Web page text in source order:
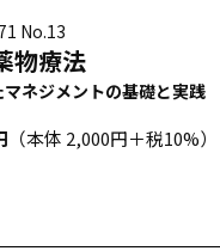
No.13
物療法
ネジメントの基礎と実践
（本体 2,000円＋税10%）